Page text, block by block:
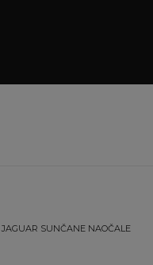
JAGUAR SUNČANE NAOČALE